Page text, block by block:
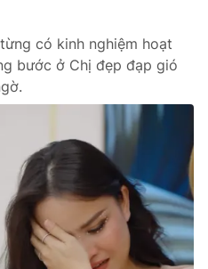
có kinh nghiệm hoạt
bước ở Chị đẹp đạp gió